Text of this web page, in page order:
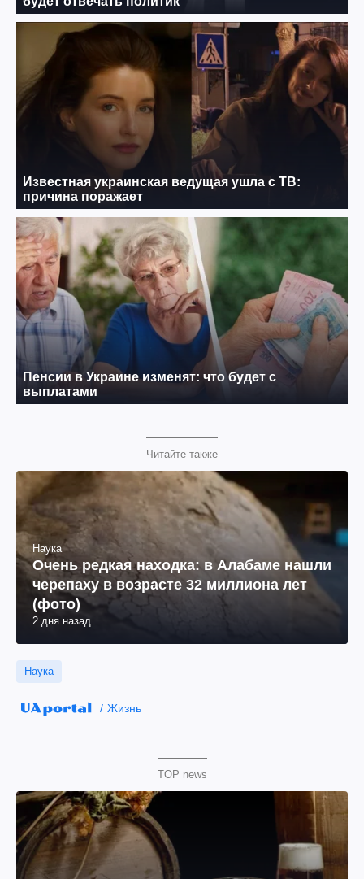
Читайте также
Наука
Очень редкая находка: в Алабаме нашли
черепаху в возрасте 32 миллиона лет
(фото)
2 дня назад
Наука
Жизнь
TOP news